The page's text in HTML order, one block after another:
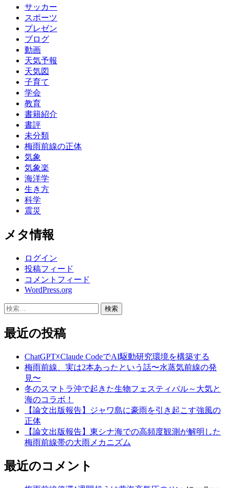
サッカー
スポーツ
プレゼン
ブログ
動画
天気予報
天気図
子育て
学会
教育
書籍紹介
書評
未分類
梅雨前線の正体
気象
気象楽
海洋学
生き方
科学
震災
メタ情報
ログイン
投稿フィード
コメントフィード
WordPress.org
検
最近の投稿
ChatGPT☓Claude CodeでAI駆動研究環境を構築する
梅雨前線、実は2本あったという話〜水蒸気前線の発
見〜
冬のスマトラ沖で起きた生物フェスティバル～大気と
海のコラボ！
【論文出版報告】ジャワ島に豪雨を引き起こす強風の
正体
【論文出版報告】東シナ海での高頻度観測が解明した
梅雨前線帯の大雨メカニズム
最近のコメント